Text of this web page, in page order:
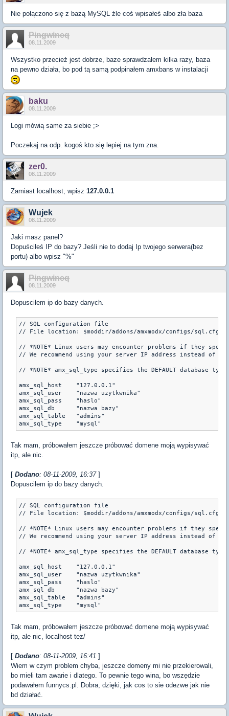
Nie połączono się z bazą MySQL źle coś wpisałeś albo zła baza
Pingwineq
08.11.2009
Wszystko przecież jest dobrze, baze sprawdzałem kilka razy, baza
na pewno działa, bo pod tą samą podpinałem amxbans w instalacji
baku
08.11.2009
Logi mówią same za siebie ;>
Poczekaj na odp. kogoś kto się lepiej na tym zna.
zer0.
08.11.2009
Zamiast localhost, wpisz 127.0.0.1
Wujek
08.11.2009
Jaki masz panel?
Dopuściłeś IP do bazy? Jeśli nie to dodaj Ip twojego serwera(bez
portu) albo wpisz "%"
Pingwineq
08.11.2009
Dopusciłem ip do bazy danych.
// SQL configuration file
// File location: $moddir/addons/amxmodx/configs/sql.cfg
// *NOTE* Linux users may encounter problems if they
// We recommend using your server IP address instead of its
// *NOTE* amx_sql_type specifies the DEFAULT database
amx_sql_host	"127.0.0.1"
amx_sql_user	"nazwa uzytkwnika"
amx_sql_pass	"haslo"
amx_sql_db	"nazwa bazy"
amx_sql_table	"admins"
amx_sql_type	"mysql"
Tak mam, próbowałem jeszcze próbować domene moją wypisywać
itp, ale nic.
[ Dodano: 08-11-2009, 16:37]
Dopusciłem ip do bazy danych.
// SQL configuration file
// File location: $moddir/addons/amxmodx/configs/sql.cfg
// *NOTE* Linux users may encounter problems if they
// We recommend using your server IP address instead of its
// *NOTE* amx_sql_type specifies the DEFAULT database
amx_sql_host	"127.0.0.1"
amx_sql_user	"nazwa uzytkwnika"
amx_sql_pass	"haslo"
amx_sql_db	"nazwa bazy"
amx_sql_table	"admins"
amx_sql_type	"mysql"
Tak mam, próbowałem jeszcze próbować domene moją wypisywać
itp, ale nic, localhost tez/
[ Dodano: 08-11-2009, 16:41 ]
Wiem w czym problem chyba, jeszcze domeny mi nie przekierowali,
bo mieli tam awarie i dlatego. To pewnie tego wina, bo wszędzie
podawałem funnycs.pl. Dobra, dzięki, jak cos to sie odezwe jak nie
bd działać.